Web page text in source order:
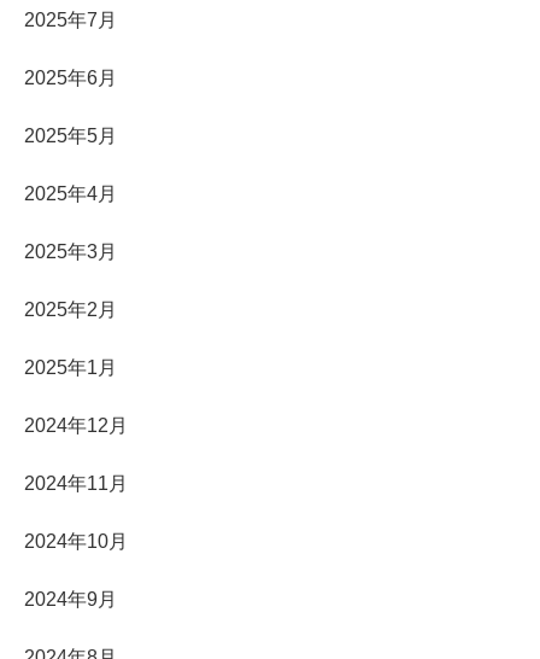
2025年7月
2025年6月
2025年5月
2025年4月
2025年3月
2025年2月
2025年1月
2024年12月
2024年11月
2024年10月
2024年9月